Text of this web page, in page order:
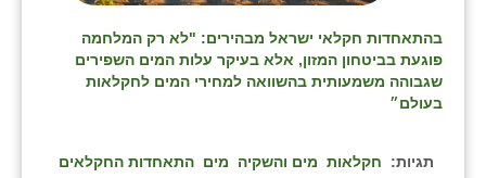
בהתאחדות חקלאי ישראל מבהירים: "לא רק המלחמה
פוגעת בביטחון המזון, אלא בעיקר עלות המים השפירים
שגבוהה משמעותית בהשוואה למחירי המים לחקלאות
בעולם״
תגיות: חקלאות מים והשקיה מים התאחדות החקלאים